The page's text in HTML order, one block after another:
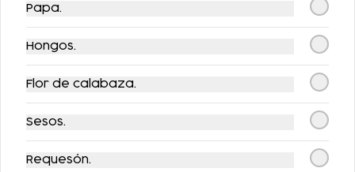
$100.00
Papa.
Hongos.
Flor de calabaza.
Sesos.
Requesón.